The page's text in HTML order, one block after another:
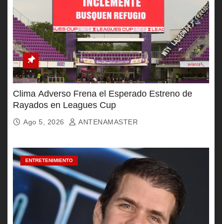
Clima Adverso Frena el Esperado Estreno de
Rayados en Leagues Cup
Ago 5, 2026 ANTENAMASTER
ENTRETENIMIENTO